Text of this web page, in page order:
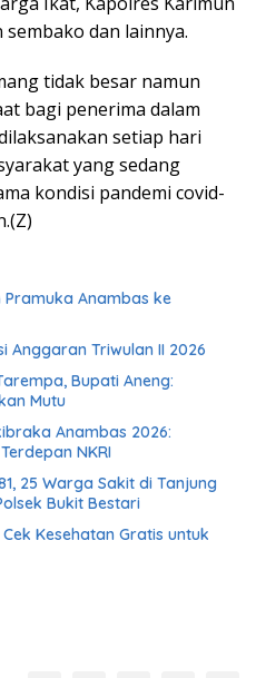
dan lainnya.
tidak besar namun
bagi penerima dalam
setiap hari
yang sedang
kondisi pandemi covid-
Pramuka Anambas ke
Anggaran Triwulan II 2026
Bupati Aneng:
Mutu
Anambas 2026:
NKRI
25 Warga Sakit di Tanjung
Bukit Bestari
Kesehatan Gratis untuk